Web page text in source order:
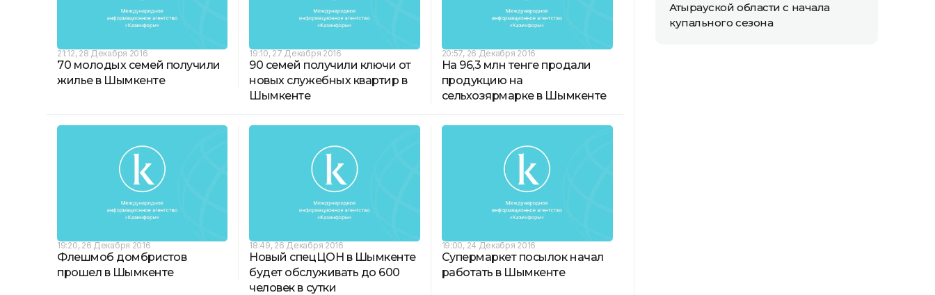
21:12, 28 Декабря 2016
70 молодых семей получили
жилье в Шымкенте
19:10, 27 Декабря 2016
90 семей получили ключи от
новых служебных квартир в
Шымкенте
20:57, 26 Декабря 2016
На 96,3 млн тенге продали
продукцию на
сельхозярмарке в Шымкенте
19:20, 26 Декабря 2016
Флешмоб домбристов
прошел в Шымкенте
18:49, 26 Декабря 2016
Новый спецЦОН в Шымкенте
будет обслуживать до 600
человек в сутки
19:00, 24 Декабря 2016
Супермаркет посылок начал
работать в Шымкенте
Атырауской области с начала
купального сезона